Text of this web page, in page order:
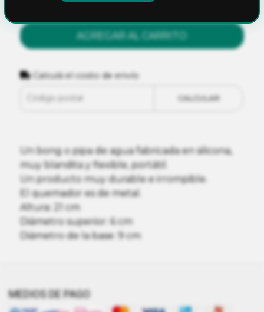
AGREGAR AL CARRITO
Calculá el costo de envío
CALCULAR
Un bong o pipa de agua fabricada en silicona,
muy blandita y flexible, portátil.
Un producto muy durable e irrompible.
El quemador es de metal.
Altura: 21 cm
Diámetro superior: 6 cm
Diámetro de la base: 9 cm
MEDIOS DE PAGO